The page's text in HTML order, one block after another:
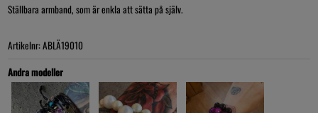
Ställbara armband, som är enkla att sätta på själv.
Artikelnr: ABLÄ19010
Andra modeller